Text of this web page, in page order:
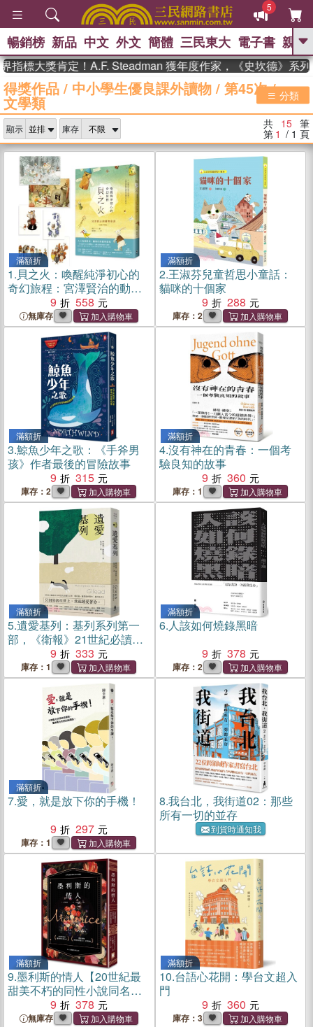
5
GO
熱搜： 東野圭吾 、 The Odyssey 、
、 如果歷史是一群喵 、 暑期
推薦 、 國際布克獎 臺灣漫遊錄 、 方
、 數學女
孩：黎曼猜想 、 偉大的迷走神經
暢銷榜 新品 中文 外文 簡體 三民東大 電子書 親子
標大獎肯定！A.F. Steadman 獲年度作家，《史坎德》系列帶
得獎作品 / 中小學生優良課外讀物 / 第45次/
文學類 分類
顯示 庫存 共 15 筆
第 1 / 1 頁
滿額折
1.貝之火：喚醒純淨初心的
奇幻旅程：宮澤賢治的動物
童話【插畫珍藏版】（附贈
「純淨初心」6張圖卡組
9 558
無庫存
滿額折
2.王淑芬兒童哲思小童話：
貓咪的十個家
9
288
庫存：2
滿額折
3.鯨魚少年之歌：《手斧男
孩》作者最後的冒險故事
9
315
庫存：2
滿額折
4.沒有神在的青春：一個考
驗良知的故事
9
360
庫存：1
滿額折
5.遺愛基列：基列系列第一
部，《衛報》21世紀必讀百
9 333
庫存：1
滿額折
6.人該如何燒錄黑暗
9
378
庫存：2
滿額折
7.愛，就是放下你的手機！
9
297
庫存：1
8.我台北，我街道02：那些
所有一切的並存
到貨時通知我
滿額折
9.墨利斯的情人【20世紀最
甜美不朽的同性小說同名電
影經典原著】
9 378
無庫存
滿額折
10.台語心花開：學台文超入
門
9
360
庫存：3